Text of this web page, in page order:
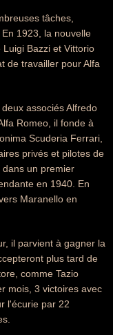
tâches,
1923, la nouvelle
Bazzi et Vittorio
de travailler pour Alfa
associés Alfredo
Romeo, il fonde à
Scuderia Ferrari,
privés et pilotes de
dans un premier
en 1940. En
Maranello en
il parvient à gagner la
plus tard de
comme Tazio
mois, 3 victoires avec
l'écurie par 22